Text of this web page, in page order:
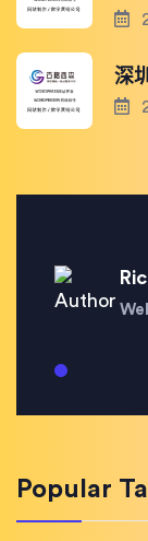
深
Popular